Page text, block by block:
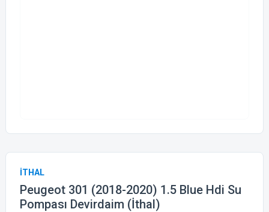
İTHAL
Peugeot 301 (2018-2020) 1.5 Blue Hdi Su
Pompası Devirdaim (İthal)